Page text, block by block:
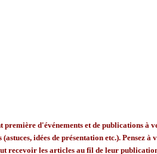
première d'événements et de publications à
(astuces, idées de présentation etc.). Pensez à
recevoir les articles au fil de leur